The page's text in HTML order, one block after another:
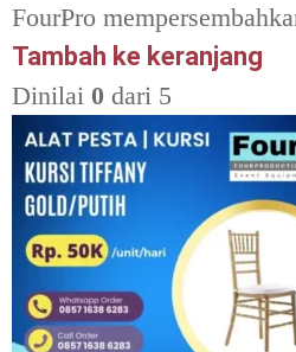
FourPro
Tambah ke keranjang
Dinilai 0 dari 5